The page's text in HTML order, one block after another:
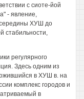
с сиоте-йой
- явление,
середины ХУШ до
стабильности,
регулярного
Здесь одним из
в ХУШ в. на
комплекс городов и
в